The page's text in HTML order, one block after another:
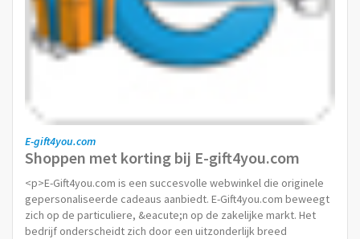
E-gift4you.com
Shoppen met korting bij E-gift4you.com
<p>E-Gift4you.com is een succesvolle webwinkel die originele
gepersonaliseerde cadeaus aanbiedt. E-Gift4you.com beweegt
zich op de particuliere, &eacute;n op de zakelijke markt. Het
bedrijf onderscheidt zich door een uitzonderlijk breed